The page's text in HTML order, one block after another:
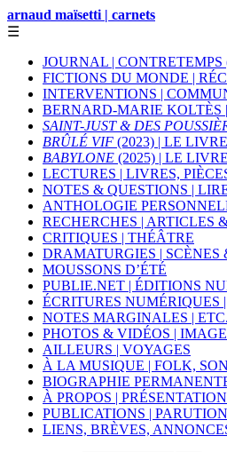
arnaud maïsetti | carnets
☰
JOURNAL | CONTRETEMPS
FICTIONS DU MONDE |
INTERVENTIONS |
BERNARD-MARIE KOLTÈS
SAINT-JUST & DES
BRÛLÉ VIF (2023) | LE LIVRE
BABYLONE (2025) | LE LIVRE
LECTURES | LIVRES,
NOTES & QUESTIONS |
ANTHOLOGIE
RECHERCHES | ARTICLES
CRITIQUES | THÉÂTRE
DRAMATURGIES | SCÈNES
MOUSSONS D’ÉTÉ
PUBLIE.NET | ÉDITIONS
ÉCRITURES NUMÉRIQUES
NOTES MARGINALES | ETC.
PHOTOS & VIDÉOS |
AILLEURS | VOYAGES
À LA MUSIQUE | FOLK,
BIOGRAPHIE
À PROPOS |
PUBLICATIONS |
LIENS, BRÈVES,